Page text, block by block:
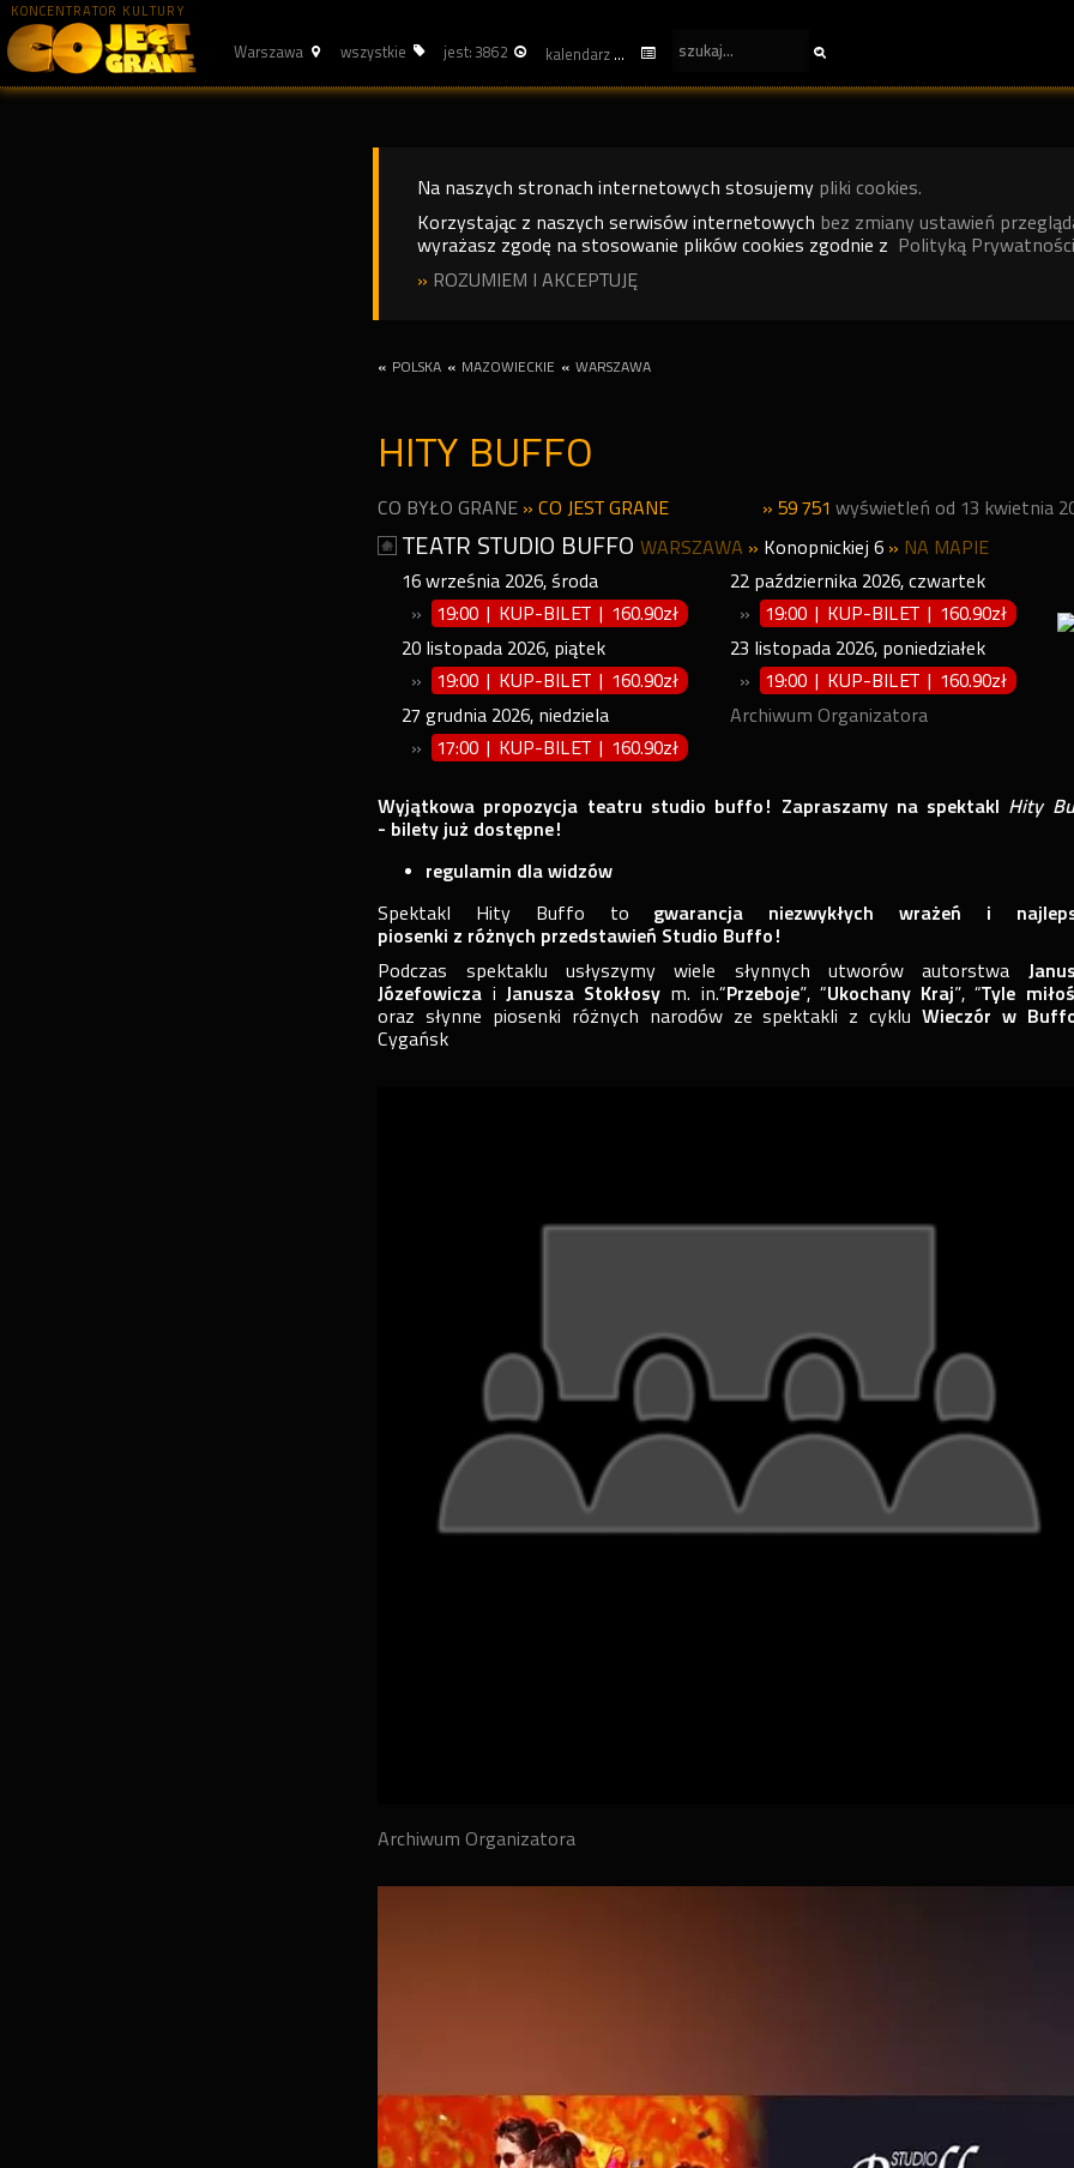
KONCENTRATOR KULTURY
Warszawa wszystkie jest: 3862 kalendarz
Na naszych stronach internetowych stosujemy pliki cookies.
Korzystając z naszych serwisów internetowych bez zmiany ustawień
wyrażasz zgodę na stosowanie plików cookies zgodnie z Polityką
» ROZUMIEM I AKCEPTUJĘ
« POLSKA « MAZOWIECKIE « WARSZAWA
HITY BUFFO
CO BYŁO GRANE »CO JEST GRANE » 59 751 wyświetleń od 13 kwietnia
TEATR STUDIO BUFFO WARSZAWA » Konopnickiej 6 » NA MAPIE
16 września 2026,środa
»
19:00 | KUP-BILET | 160.90zł
22 października 2026, czwartek
»
19:00 | KUP-BILET | 160.90zł
20 listopada 2026, piątek
»
19:00 | KUP-BILET | 160.90zł
23 listopada 2026, poniedziałek
»
19:00 | KUP-BILET | 160.90zł
27 grudnia 2026, niedziela
»
17:00 | KUP-BILET | 160.90zł
Archiwum Organizatora
Wyjątkowa propozycja teatru studio buffo ! Zapraszamy na spektakl Hity
- bilety już dostępne!
regulamin dla widzów
Spektakl Hity Buffo to gwarancja niezwykłych wrażeń i
piosenki z różnych przedstawień Studio Buffo!
Podczas spektaklu usłyszymy wiele słynnych utworów autorstwa
Józefowicza i Janusza Stokłosy m. in.“Przeboje”, “Ukochany Kraj”, “Tyle
oraz słynne piosenki różnych narodów ze spektakli z cyklu Wieczór w
Cygańsk
Archiwum Organizatora